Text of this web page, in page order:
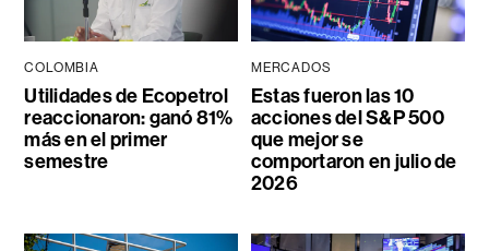
COLOMBIA
Utilidades de Ecopetrol
reaccionaron: ganó 81%
más en el primer
semestre
MERCADOS
Estas fueron las 10
acciones del S&P 500
que mejor se
comportaron en julio de
2026